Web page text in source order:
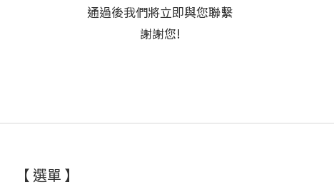
通過後我們將立即與您聯繫
謝謝您!
【 選單 】